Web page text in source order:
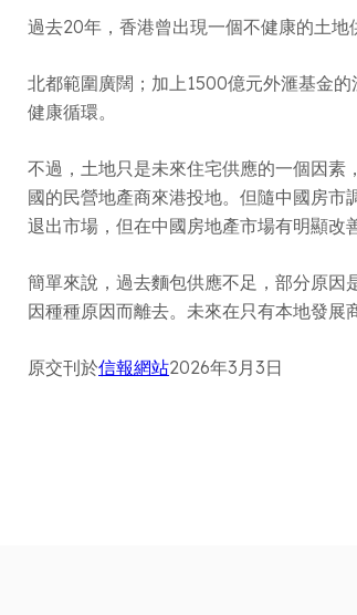
過去20年，香港曾出現一個不健康的土地
北都範圍廣闊；加上1500億元外滙基金
健康循環。
不過，土地只是未來住宅供應的一個因素
國的民營地產商來港投地。但隨中國房
退出市場，但在中國房地產市場有明顯改
簡單來說，過去麵包供應不足，部分原
因種種原因而離去。未來在只有本地發展
原交刊於信報網站2026年3月3日